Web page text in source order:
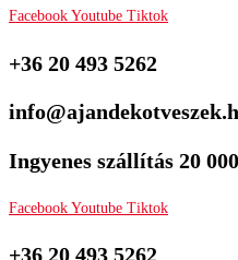
Facebook Youtube Tiktok
+36 20 493 5262
Ingyenes szállítás 20
Facebook Youtube Tiktok
+36 20 493 5262